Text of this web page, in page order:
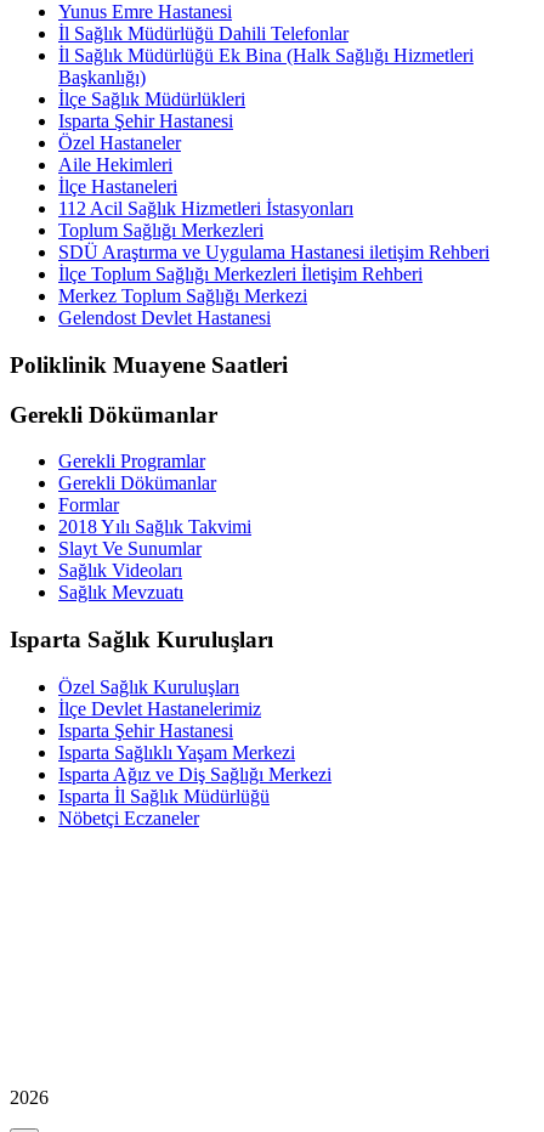
Yunus Emre Hastanesi
İl Sağlık Müdürlüğü Dahili Telefonlar
İl Sağlık Müdürlüğü Ek Bina (Halk Sağlığı Hizmetleri
Başkanlığı)
İlçe Sağlık Müdürlükleri
Isparta Şehir Hastanesi
Özel Hastaneler
Aile Hekimleri
İlçe Hastaneleri
112 Acil Sağlık Hizmetleri İstasyonları
Toplum Sağlığı Merkezleri
SDÜ Araştırma ve Uygulama Hastanesi iletişim Rehberi
İlçe Toplum Sağlığı Merkezleri İletişim Rehberi
Merkez Toplum Sağlığı Merkezi
Gelendost Devlet Hastanesi
Poliklinik Muayene Saatleri
Gerekli Dökümanlar
Gerekli Programlar
Gerekli Dökümanlar
Formlar
2018 Yılı Sağlık Takvimi
Slayt Ve Sunumlar
Sağlık Videoları
Sağlık Mevzuatı
Isparta Sağlık Kuruluşları
Özel Sağlık Kuruluşları
İlçe Devlet Hastanelerimiz
Isparta Şehir Hastanesi
Isparta Sağlıklı Yaşam Merkezi
Isparta Ağız ve Diş Sağlığı Merkezi
Isparta İl Sağlık Müdürlüğü
Nöbetçi Eczaneler
2026